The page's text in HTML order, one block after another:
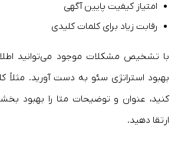
امتیاز کیفیت پایین آگهی
رقابت زیاد برای کلمات کلیدی
با تشخیص مشکلات موجود می‌توانید
بهبود استراتژی سئو به دست آورید. مثلاً
کنید، عنوان و توضیحات متا را بهبود
ارتقا دهید.